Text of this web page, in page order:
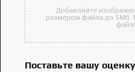
Добавляйте
размером файла до 5Мб.
Поставьте вашу